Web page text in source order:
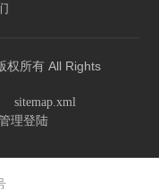
权所有 All Rights
sitemap.xml
理登陆